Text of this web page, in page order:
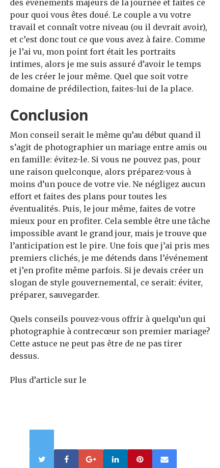
des événements majeurs de la journée et faites ce
pour quoi vous êtes doué. Le couple a vu votre
travail et connaît votre niveau (ou il devrait avoir),
et c’est donc tout ce que vous avez à faire. Comme
je l’ai vu, mon point fort était les portraits
intimes, alors je me suis assuré d’avoir le temps
de les créer le jour même. Quel que soit votre
domaine de prédilection, faites-lui de la place.
Conclusion
Mon conseil serait le même qu’au début quand il
s’agit de photographier un mariage entre amis ou
en famille: évitez-le. Si vous ne pouvez pas, pour
une raison quelconque, alors préparez-vous à
moins d’un pouce de votre vie. Ne négligez aucun
effort et faites des plans pour toutes les
éventualités. Puis, le jour même, faites de votre
mieux pour en profiter. Cela semble être une tâche
impossible avant le grand jour, mais je trouve que
l’anticipation est le pire. Une fois que j’ai pris mes
premiers clichés, je me détends dans l’événement
et j’en profite même parfois. Si je devais créer un
slogan de style gouvernemental, ce serait: éviter,
préparer, sauvegarder.
Quels conseils pouvez-vous offrir à quelqu’un qui
photographie à contrecœur son premier mariage?
Cette astuce ne peut pas être de ne pas tirer
dessus.
Plus d’article sur le